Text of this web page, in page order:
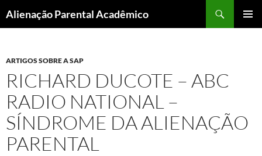
para
Alienação Parental Acadêmico
ARTIGOS SOBRE A SAP
RICHARD DUCOTE – ABC
RADIO NATIONAL –
SÍNDROME DA ALIENAÇÃO
PARENTAL